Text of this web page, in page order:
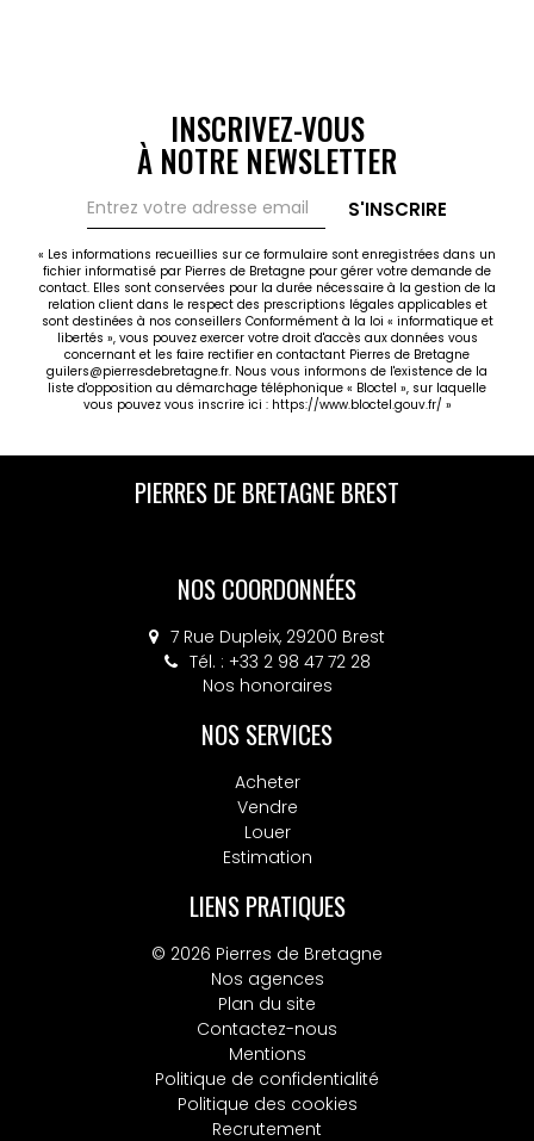
INSCRIVEZ-VOUS
À NOTRE NEWSLETTER
S'INSCRIRE
« Les informations recueillies sur ce formulaire sont enregistrées dans un
fichier informatisé par Pierres de Bretagne pour gérer votre demande de
contact. Elles sont conservées pour la durée nécessaire à la gestion de la
relation client dans le respect des prescriptions légales applicables et
sont destinées à nos conseillers Conformément à la loi « informatique et
libertés », vous pouvez exercer votre droit d'accès aux données vous
concernant et les faire rectifier en contactant Pierres de Bretagne
guilers@pierresdebretagne.fr. Nous vous informons de l'existence de la
liste d'opposition au démarchage téléphonique « Bloctel », sur laquelle
vous pouvez vous inscrire ici : https://www.bloctel.gouv.fr/ »
PIERRES DE BRETAGNE BREST
NOS COORDONNÉES
7 Rue Dupleix, 29200 Brest
Tél. : +33 2 98 47 72 28
Nos honoraires
NOS SERVICES
Acheter
Vendre
Louer
Estimation
LIENS PRATIQUES
© 2026 Pierres de Bretagne
Nos agences
Plan du site
Contactez-nous
Mentions
Politique de confidentialité
Politique des cookies
Recrutement